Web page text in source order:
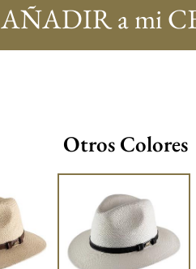
AÑADIR a mi
Otros Colores